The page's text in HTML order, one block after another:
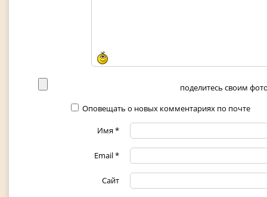
поделитесь своим
Оповещать о новых комментариях по почте
Имя*
Email*
Сайт